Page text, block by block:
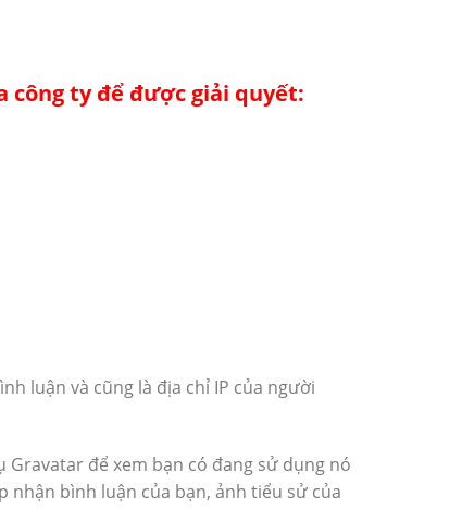
công ty để được giải quyết:
luận và cũng là địa chỉ IP của người
để xem bạn có đang sử dụng nó
nhận bình luận của bạn, ảnh tiểu sử của